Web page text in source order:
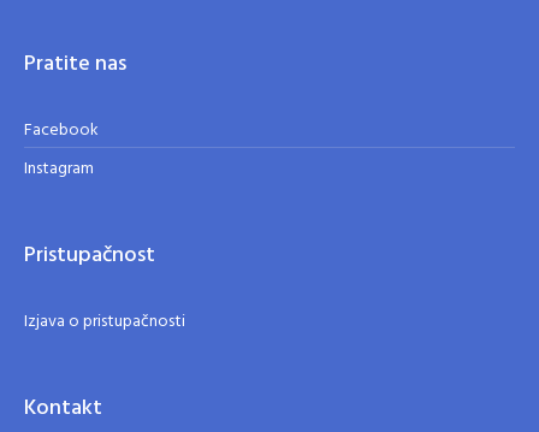
Pratite nas
Facebook
Instagram
Pristupačnost
Izjava o pristupačnosti
Kontakt